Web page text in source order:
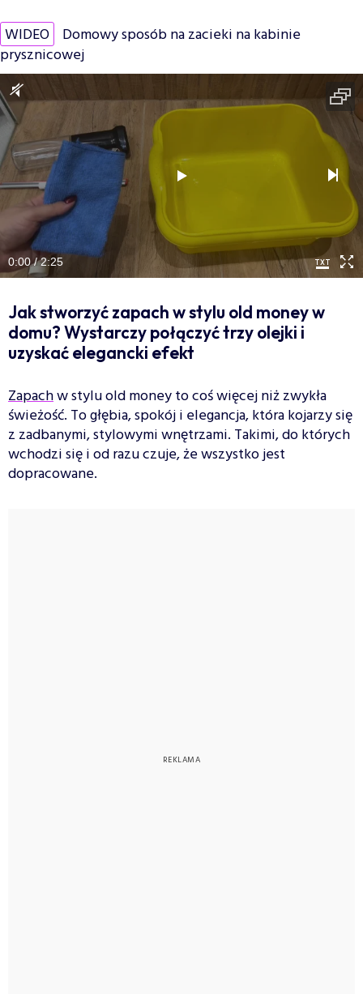
WIDEO Domowy sposób na zacieki na kabinie
prysznicowej
0:00 / 2:25
Jak stworzyć zapach w stylu old money w
domu? Wystarczy połączyć trzy olejki i
uzyskać elegancki efekt
Zapachw stylu old money to coś więcej niż zwykła
świeżość. To głębia, spokój i elegancja, która kojarzy się
z zadbanymi, stylowymi wnętrzami. Takimi, do których
wchodzi się i od razu czuje, że wszystko jest
dopracowane.